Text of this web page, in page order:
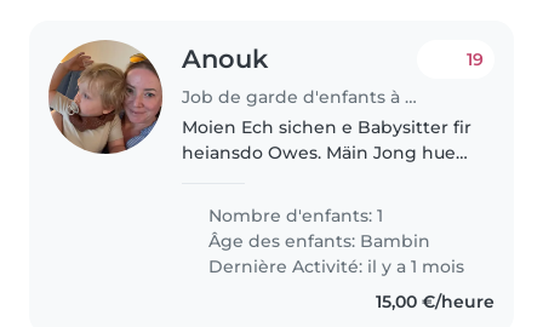
Anouk
Job de garde d'enfants à Mertert
19
Moien Ech sichen e Babysitter fir
heiansdo Owes. Mäin Jong huet
schléift géint 21:00 Auer. Am
Haushalt wunnen 2 Chihuahuas...
Nombre d'enfants: 1
Âge des enfants: Bambin
Dernière Activité: il y a 1 mois
15,00 €/heure